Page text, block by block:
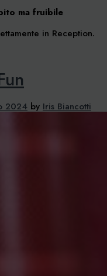
ma fruibile
in Reception.
2024 by Iris Biancotti